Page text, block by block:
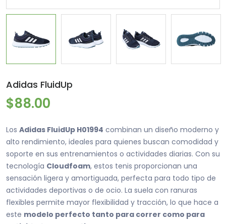
Adidas FluidUp
$88.00
Los Adidas FluidUp H01994 combinan un diseño moderno y
alto rendimiento, ideales para quienes buscan comodidad y
soporte en sus entrenamientos o actividades diarias. Con su
tecnología Cloudfoam, estos tenis proporcionan una
sensación ligera y amortiguada, perfecta para todo tipo de
actividades deportivas o de ocio. La suela con ranuras
flexibles permite mayor flexibilidad y tracción, lo que hace a
este modelo perfecto tanto para correr como para